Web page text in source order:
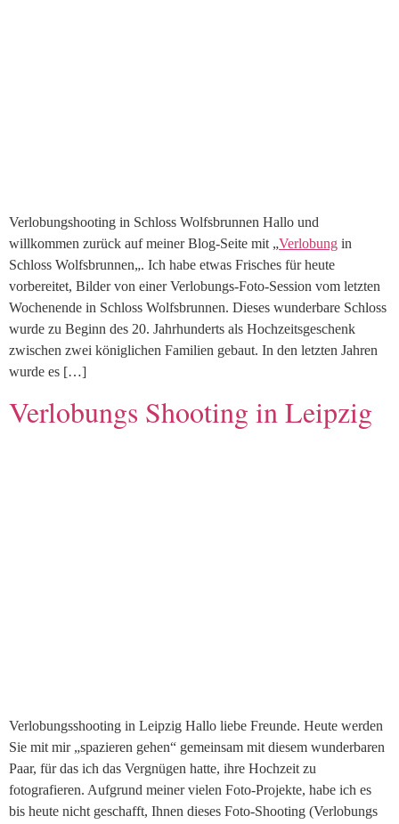
Verlobungshooting in Schloss Wolfsbrunnen Hallo und
willkommen zurück auf meiner Blog-Seite mit „Verlobung in
Schloss Wolfsbrunnen„. Ich habe etwas Frisches für heute
vorbereitet, Bilder von einer Verlobungs-Foto-Session vom letzten
Wochenende in Schloss Wolfsbrunnen. Dieses wunderbare Schloss
wurde zu Beginn des 20. Jahrhunderts als Hochzeitsgeschenk
zwischen zwei königlichen Familien gebaut. In den letzten Jahren
wurde es […]
Verlobungs Shooting in Leipzig
Verlobungsshooting in Leipzig Hallo liebe Freunde. Heute werden
Sie mit mir „spazieren gehen“ gemeinsam mit diesem wunderbaren
Paar, für das ich das Vergnügen hatte, ihre Hochzeit zu
fotografieren. Aufgrund meiner vielen Foto-Projekte, habe ich es
bis heute nicht geschafft, Ihnen dieses Foto-Shooting (Verlobungs